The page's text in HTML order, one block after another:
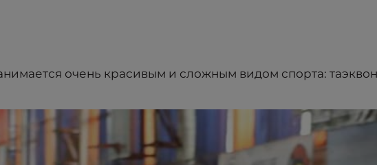
очень красивым и сложным видом спорта: